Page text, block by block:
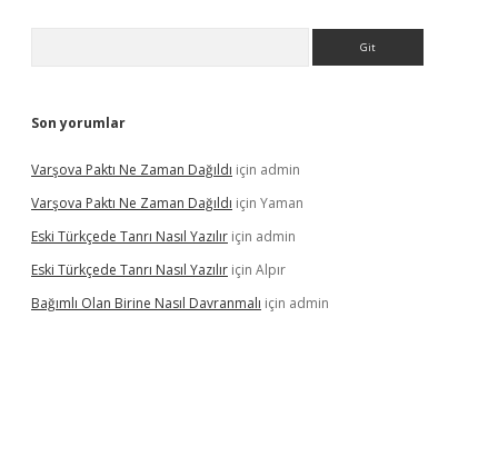
Son yorumlar
Varşova Paktı Ne Zaman Dağıldı için admin
Varşova Paktı Ne Zaman Dağıldı için Yaman
Eski Türkçede Tanrı Nasıl Yazılır için admin
Eski Türkçede Tanrı Nasıl Yazılır için Alpır
Bağımlı Olan Birine Nasıl Davranmalı için admin